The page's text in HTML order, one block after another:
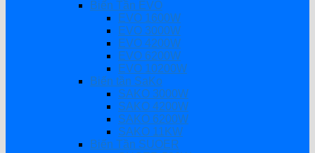
Biến Tần EVO
EVO 1600W
EVO 3000W
EVO 4200W
EVO 6200W
EVO 10200W
Biến tần SaKo
SAKO 3000W
SAKO 4200W
SAKO 6200W
SAKO 11KW
Biến Tần SUOER